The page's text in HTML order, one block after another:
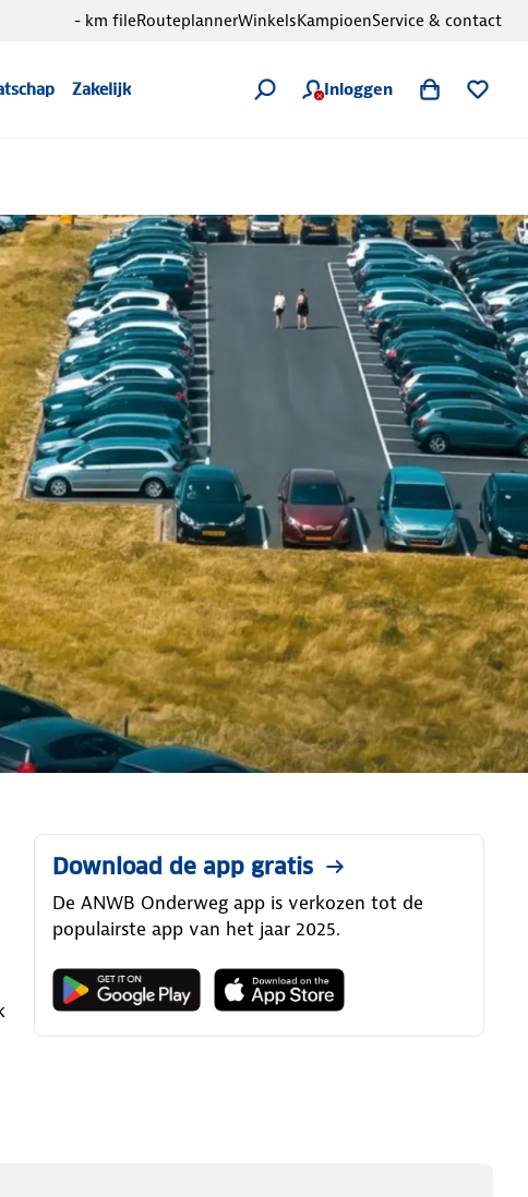
Zakelijk Inloggen
- km fileRouteplannerWinkelsKampioenService & contact
Download de app gratis
De ANWB Onderweg app is verkozen tot de
populairste app van het jaar 2025.